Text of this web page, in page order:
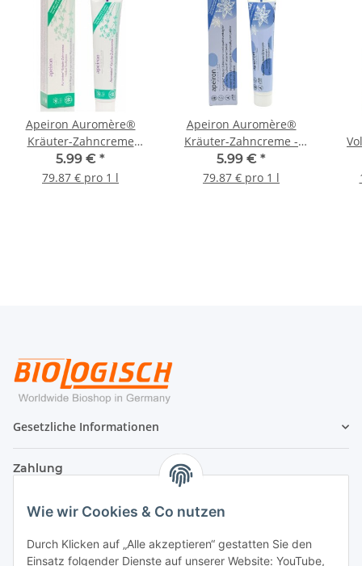
Wie wir Cookies & Co nutzen
Durch Klicken auf „Alle akzeptieren“ gestatten Sie den
Einsatz folgender Dienste auf unserer Website: YouTube,
Apeiron Auromère®
Kräuter-Zahncreme
75ml
5.99 € *
79.87 € pro 1 l
Apeiron Auromère®
Kräuter-Zahncreme -
Minzfrei 75ml
5.99 € *
79.87 € pro 1 l
Gesetzliche Informationen
Zahlung